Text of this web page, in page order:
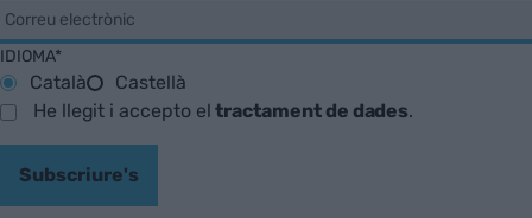
IDIOMA*
Català
Castellà
He llegit i accepto eltractament de dades.
Subscriure's